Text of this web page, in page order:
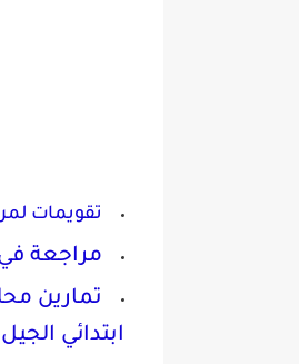
تقويمات
مراجعة في
تمارين
ابتدائي الجيل